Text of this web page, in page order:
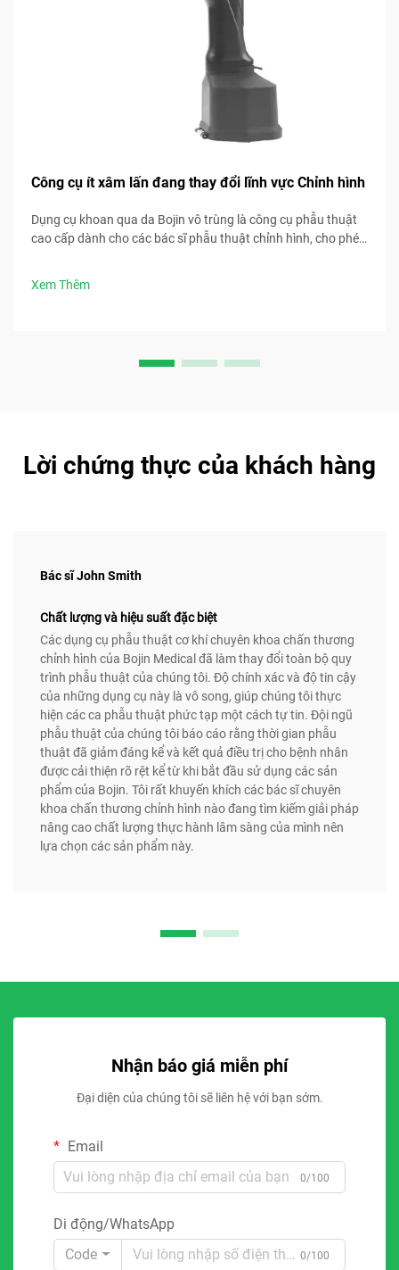
Công cụ ít xâm lấn đang thay đổi lĩnh vực Chỉnh hình
Dụng cụ khoan qua da Bojin vô trùng là công cụ phẫu thuật
cao cấp dành cho các bác sĩ phẫu thuật chỉnh hình, cho phép
Xem Thêm
Lời chứng thực của khách hàng
Bác sĩ John Smith
Chất lượng và hiệu suất đặc biệt
Các dụng cụ phẫu thuật cơ khí chuyên khoa chấn thương
chỉnh hình của Bojin Medical đã làm thay đổi toàn bộ quy
trình phẫu thuật của chúng tôi. Độ chính xác và độ tin cậy
của những dụng cụ này là vô song, giúp chúng tôi thực
hiện các ca phẫu thuật phức tạp một cách tự tin. Đội ngũ
phẫu thuật của chúng tôi báo cáo rằng thời gian phẫu
thuật đã giảm đáng kể và kết quả điều trị cho bệnh nhân
được cải thiện rõ rệt kể từ khi bắt đầu sử dụng các sản
phẩm của Bojin. Tôi rất khuyến khích các bác sĩ chuyên
khoa chấn thương chỉnh hình nào đang tìm kiếm giải pháp
nâng cao chất lượng thực hành lâm sàng của mình nên
lựa chọn các sản phẩm này.
Nhận báo giá miễn phí
Đại diện của chúng tôi sẽ liên hệ với bạn sớm.
Email
0/100
Di động/WhatsApp
Code
0/100